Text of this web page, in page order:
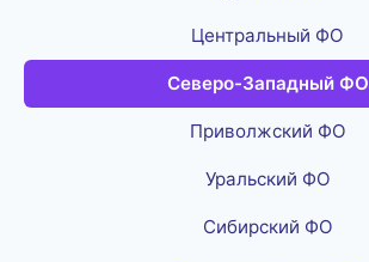
Центральный ФО
Северо-Западный ФО
Приволжский ФО
Уральский ФО
Сибирский ФО